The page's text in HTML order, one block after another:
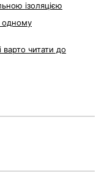
ізоляцією
одному
варто читати до